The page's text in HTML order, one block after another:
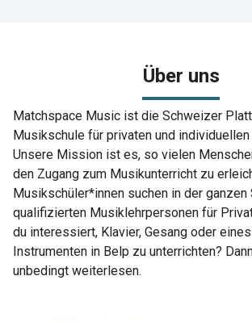
Über uns
Matchspace Music ist die Schweizer
Musikschule für privaten und
Unsere Mission ist es, so vielen
den Zugang zum Musikunterricht zu
Musikschüler*innen suchen in der ganzen
qualifizierten Musiklehrpersonen für
du interessiert, Klavier, Gesang oder
Instrumenten in Belp zu unterrichten?
unbedingt weiterlesen.